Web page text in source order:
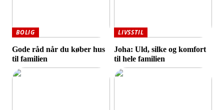
BOLIG
Gode råd når du køber hus
til familien
LIVSSTIL
Joha: Uld, silke og komfort
til hele familien